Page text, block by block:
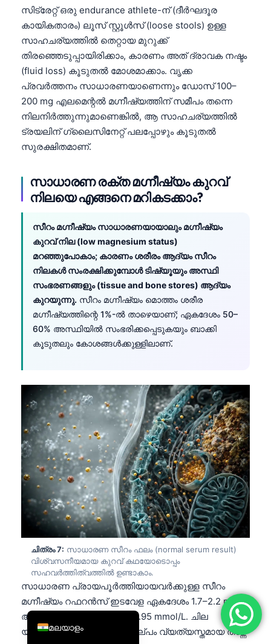
സിട്രേറ്റ് ഒരു endurance athlete-ന് (ദീർഘദൂര
കായികതാരം) ലൂസ് സ്റ്റൂൾസ് (loose stools) ഉള്ള
സാഹചര്യത്തിൽ തെറ്റായ മുറുക്ക്
തിരഞ്ഞെടുപ്പായിരിക്കാം, കാരണം അത് ദ്രാവക നഷ്ടം
(fluid loss) കൂടുതൽ മോശമാക്കാം. വൃക്ക
പ്രവർത്തനം സാധാരണയാണെന്നും ഡോസ് 100–
200 mg എലമെന്റൽ മഗ്നീഷ്യത്തിന് സമീപം തന്നെ
നിലനിർത്തുന്നുമാണെങ്കിൽ, ആ സാഹചര്യത്തിൽ
ട്രയലിന് ഗ്ലൈസിനേറ്റ് പലപ്പോഴും കൂടുതൽ
സുരക്ഷിതമാണ്.
സാധാരണ രക്ത മഗ്നീഷ്യം കുറവ്
നിലയെ എങ്ങനെ മറികടക്കാം?
സീറം മഗ്നീഷ്യം സാധാരണയായാലും മഗ്നീഷ്യം
കുറവ് നില (low magnesium status)
മറഞ്ഞുപോകാം; കാരണം ശരീരം ആദ്യം സീറം
നിലകൾ സംരക്ഷിക്കുമ്പോൾ ടിഷ്യൂയും അസ്ഥി
സംഭരണങ്ങളും (tissue and bone stores) ആദ്യം
കുറയുന്നു. സീറം മഗ്നീഷ്യം മൊത്തം ശരീര
മഗ്നീഷ്യത്തിന്റെ 1%-ൽ താഴെയാണ്; ഏകദേശം 50–
60% അസ്ഥിയിൽ സംഭരിക്കപ്പെടുകയും ബാക്കി
കൂടുതലും കോശങ്ങൾക്കുള്ളിലാണ്.
ചിത്രം 7: സാധാരണ സീറം ഫലം (normal serum result)
വിശ്വസനീയമായ കുറവ് കഥയോടൊപ്പം
സഹവർത്തിത്വത്തിൽ ഉണ്ടാകാം.
സാധാരണ പ്രായപൂർത്തിയായവർക്കുള്ള സീറം
മഗ്നീഷ്യം റഫറൻസ് ഇടവേള ഏകദേശം 1.7–2.2 mg/dL
ആണ്, അല്ലെങ്കിൽ 0.70–0.95 mmol/L. ചില
യൂറോപ്യൻ ലാബുകൾ അല്പം വ്യത്യസ്തമായ താഴ്ന്ന
മലയാളം
English
Deutsch
العربية
Français
עִבְרִית
Italiano
Español
Português
Ελληνικά
Türkçe
Română
简体中文
Български
Dansk
Nederlands
हिन्दी
Bahasa Indonesia
Հայերեն
Íslenska
Српски језик
Svenska
Azərbaycan dili
Eesti
日本語
Čeština
ქართული
Русский
Lietuvių kalba
Polski